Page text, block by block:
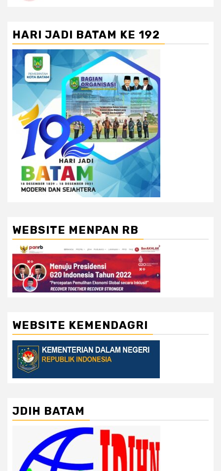
HARI JADI BATAM KE 192
WEBSITE MENPAN RB
WEBSITE KEMENDAGRI
JDIH BATAM